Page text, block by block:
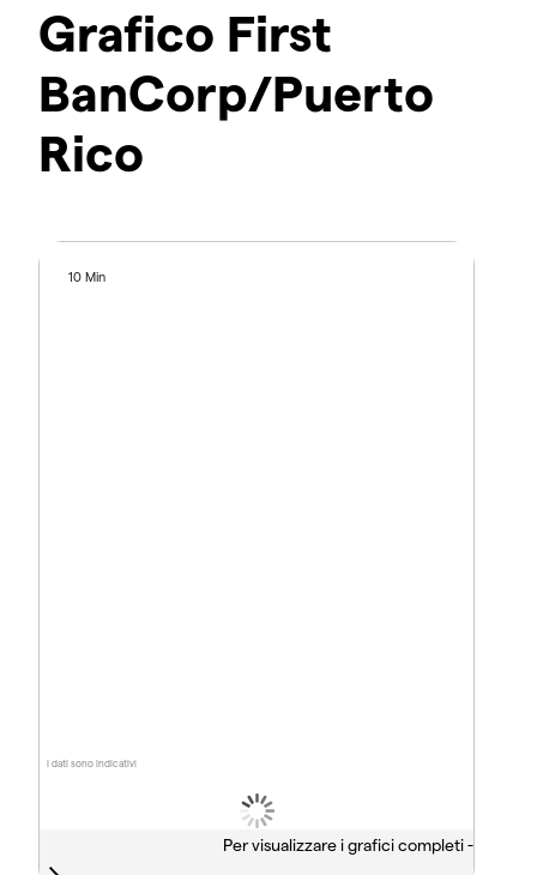
Grafico First
BanCorp/Puerto
Rico
I dati sono indicativi
10 Min
Per visualizzare i grafici completi -